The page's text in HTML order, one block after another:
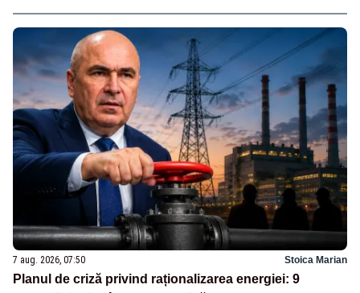
7 aug. 2026, 07:50 Stoica Marian
Planul de criză privind raționalizarea energiei: 9